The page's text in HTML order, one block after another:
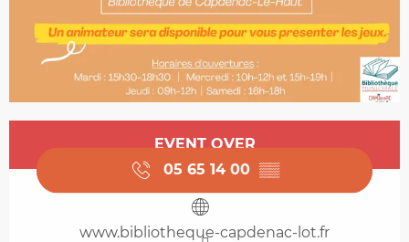
Opening hours & contact details
EVENT OVER
05 65 14 00 ▒▒
www.bibliotheque-capdenac-lot.fr